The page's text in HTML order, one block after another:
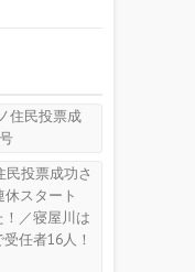
住民投票成
民投票成功さ
スタート
／寝屋川は
任者16人！